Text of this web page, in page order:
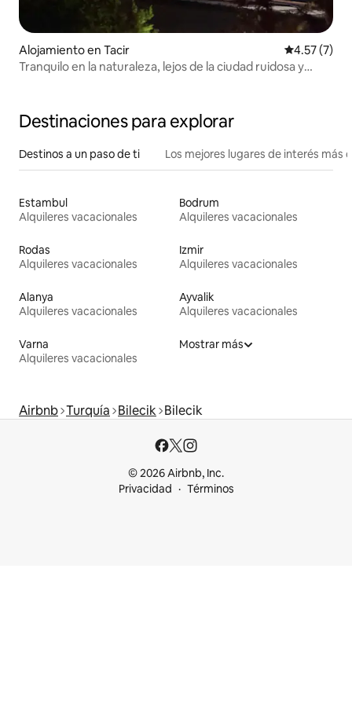
Alojamiento en Tacir Calificación
4.57 (7)
Tranquilo en la naturaleza, lejos de la ciudad ruidosa y
Destinaciones para explorar
Destinos a un paso de ti Los mejores lugares de interés más
Estambul
Alquileres vacacionales
Bodrum
Alquileres vacacionales
Rodas
Alquileres vacacionales
Izmir
Alquileres vacacionales
Alanya
Alquileres vacacionales
Ayvalik
Alquileres vacacionales
Varna
Alquileres vacacionales
Mostrar más
Airbnb Turquía Bilecik Bilecik
© 2026 Airbnb, Inc.
Privacidad
Términos